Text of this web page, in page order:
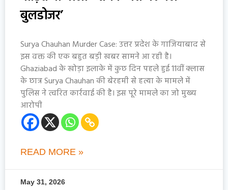
बुलडोजर’
Surya Chauhan Murder Case: उत्तर प्रदेश के गाजियाबाद से
इस वक्त की एक बहुत बड़ी खबर सामने आ रही है।
Ghaziabad के खोड़ा इलाके में कुछ दिन पहले हुई 11वीं क्लास
के छात्र Surya Chauhan की बेरहमी से हत्या के मामले में
पुलिस ने त्वरित कार्रवाई की है। इस पूरे मामले का जो मुख्य
आरोपी
READ MORE »
May 31, 2026